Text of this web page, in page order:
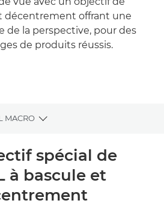
décentrement offrant une
de la perspective, pour des
de produits réussis.
MACRO
Toggle breadcrumbs
spécial de
à bascule et